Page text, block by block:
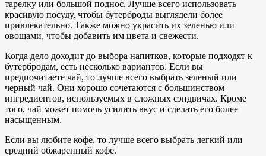
тарелку или большой поднос. Лучше всего использовать
красивую посуду, чтобы бутерброды выглядели более
привлекательно. Также можно украсить их зеленью или
овощами, чтобы добавить им цвета и свежести.
Когда дело доходит до выбора напитков, которые подходят к
бутербродам, есть несколько вариантов. Если вы
предпочитаете чай, то лучше всего выбрать зеленый или
черный чай. Они хорошо сочетаются с большинством
ингредиентов, используемых в сложных сэндвичах. Кроме
того, чай может помочь усилить вкус и сделать его более
насыщенным.
Если вы любите кофе, то лучше всего выбрать легкий или
средний обжаренный кофе.